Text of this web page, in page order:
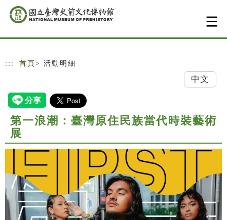
跳到主要內容
網站導覽
::: 首頁 > 活動明細
中文
第一浪潮：臺灣原住民族當代時裝藝術
展